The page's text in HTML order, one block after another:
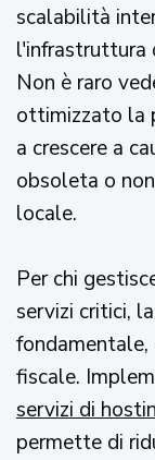
scalabilità
l'infrastruttura
Non è raro
ottimizzato la
a crescere a
obsoleta o
locale.
Per chi
servizi critici,
fiscale.
servizi di
permette di